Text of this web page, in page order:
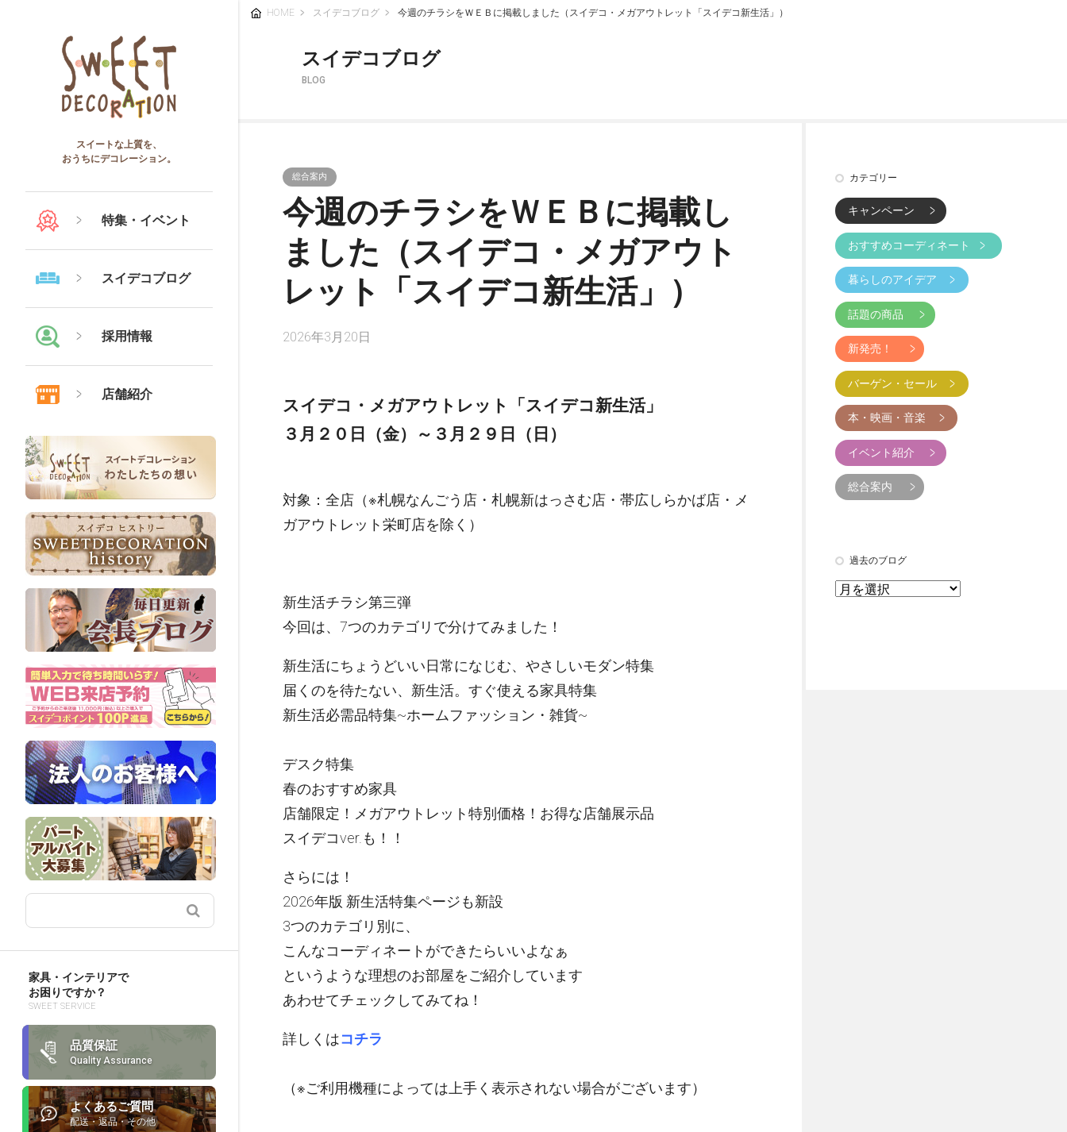
スイートな上質を、
おうちにデコレーション。
特集・イベント
スイデコブログ
採用情報
店舗紹介
家具・インテリアで
お困りですか？
SWEET SERVICE
品質保証
Quality Assurance
よくあるご質問
配送・返品・その他
HOME スイデコブログ 今週のチラシをＷＥＢに掲載しました（スイデコ・メガアウトレット「スイデコ新生活」）
スイデコブログ
BLOG
総合案内
今週のチラシをＷＥＢに掲載し
ました（スイデコ・メガアウト
レット「スイデコ新生活」）
2026年3月20日
スイデコ・メガアウトレット「スイデコ新生活」
３月２０日（金）～３月２９日（日）
対象：全店（※札幌なんごう店・札幌新はっさむ店・帯広しらかば店・メ
ガアウトレット栄町店を除く）
新生活チラシ第三弾
今回は、7つのカテゴリで分けてみました！
新生活にちょうどいい日常になじむ、やさしいモダン特集
届くのを待たない、新生活。すぐ使える家具特集
新生活必需品特集~ホームファッション・雑貨~
デスク特集
春のおすすめ家具
店舗限定！メガアウトレット特別価格！お得な店舗展示品
スイデコver.も！！
さらには！
2026年版 新生活特集ページも新設
3つのカテゴリ別に、
こんなコーディネートができたらいいよなぁ
というような理想のお部屋をご紹介しています
あわせてチェックしてみてね！
詳しくはコチラ
（※ご利用機種によっては上手く表示されない場合がございます）
カテゴリー
キャンペーン
おすすめコーディネート
暮らしのアイデア
話題の商品
新発売！
バーゲン・セール
本・映画・音楽
イベント紹介
総合案内
過去のブログ